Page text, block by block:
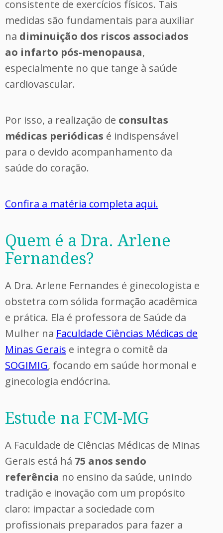
consistente de exercícios físicos. Tais
medidas são fundamentais para auxiliar
na diminuição dos riscos associados
ao infarto pós-menopausa,
especialmente no que tange à saúde
cardiovascular.
Por isso, a realização de consultas
médicas periódicas é indispensável
para o devido acompanhamento da
saúde do coração.
Confira a matéria completa aqui.
Quem é a Dra. Arlene
Fernandes?
A Dra. Arlene Fernandes é ginecologista e
obstetra com sólida formação acadêmica
e prática. Ela é professora de Saúde da
Mulher na Faculdade Ciências Médicas de
Minas Gerais e integra o comitê da
SOGIMIG, focando em saúde hormonal e
ginecologia endócrina.
Estude na FCM-MG
A Faculdade de Ciências Médicas de Minas
Gerais está há 75 anos sendo
referência no ensino da saúde, unindo
tradição e inovação com um propósito
claro: impactar a sociedade com
profissionais preparados para fazer a